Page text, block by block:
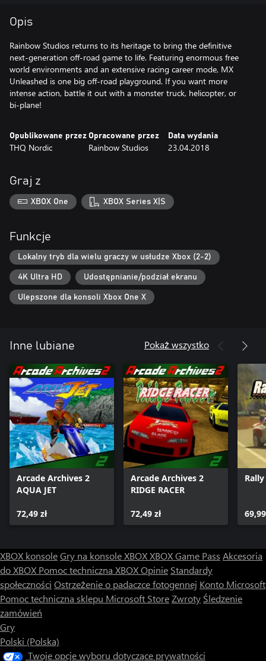
Opis
Rainbow Studios returns to its heritage to bring the definitive
next-generation off-road game to life. Featuring enormous free
world environments and an extensive racing career mode, MX
Unleashed is one big off-road playground. If you want more
intense action, battle it out with a monster truck, helicopter, or
bi-plane!
Opublikowane przez
THQ Nordic
Opracowane przez
Rainbow Studios
Data wydania
23.04.2018
Graj z
XBOX One XBOX Series X|S
Funkcje
Lokalny tryb dla wielu graczy w usłudze Xbox (2-2)
4K Ultra HD Udostępnianie/podział ekranu
Ulepszone dla konsoli Xbox One X
Inne lubiane Pokaż wszystko
Arcade Archives 2
AQUA JET
72,49 zł
Arcade Archives 2
RIDGE RACER
72,49 zł
XBOX konsoleGry na konsole XBOXXBOX Game Pass Akcesoria
do XBOX Pomoc techniczna XBOXOpinie Standardy
społeczności Ostrzeżenie o padaczce fotogennej Konto Microsoft
Pomoc techniczna sklepu Microsoft StoreZwroty Śledzenie
zamówień
Gry
Polski (Polska)
Twoje opcje wyboru dotyczące prywatności